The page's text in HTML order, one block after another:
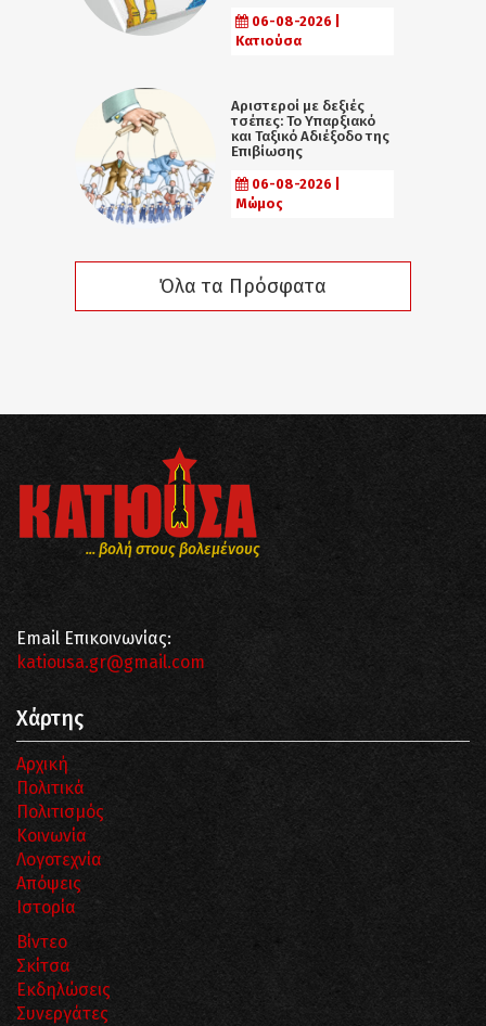
06-08-2026 |
Κατιούσα
Αριστεροί με δεξιές
τσέπες: Το Υπαρξιακό
και Ταξικό Αδιέξοδο της
Επιβίωσης
06-08-2026 |
Μώμος
Όλα τα Πρόσφατα
... βολή στους βολεμένους
Email Επικοινωνίας:
katiousa.gr@gmail.com
Χάρτης
Αρχική
Πολιτικά
Πολιτισμός
Κοινωνία
Λογοτεχνία
Απόψεις
Ιστορία
Βίντεο
Σκίτσα
Εκδηλώσεις
Συνεργάτες